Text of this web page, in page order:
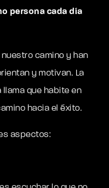
persona cada día
camino y han
y motivan. La
que habite en
hacia el éxito.
aspectos: